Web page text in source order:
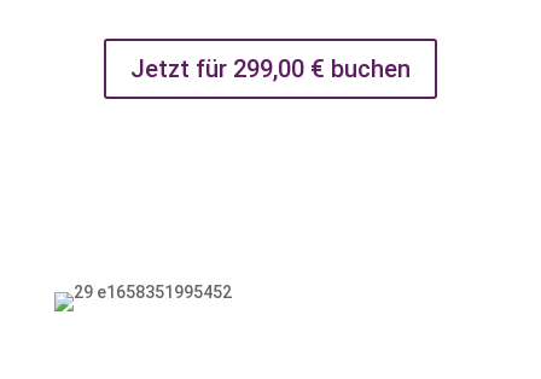
Jetzt für 299,00 € buchen